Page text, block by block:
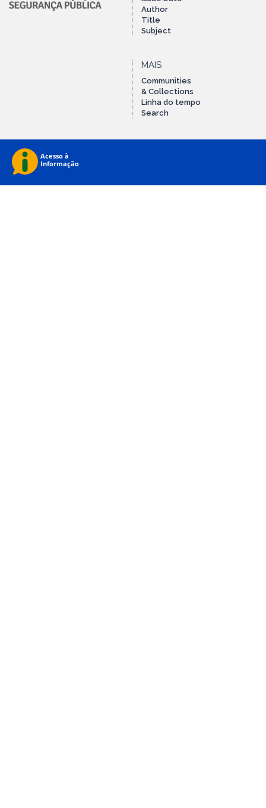
Author
Title
Subject
MAIS
Communities
& Collections
Linha do tempo
Search